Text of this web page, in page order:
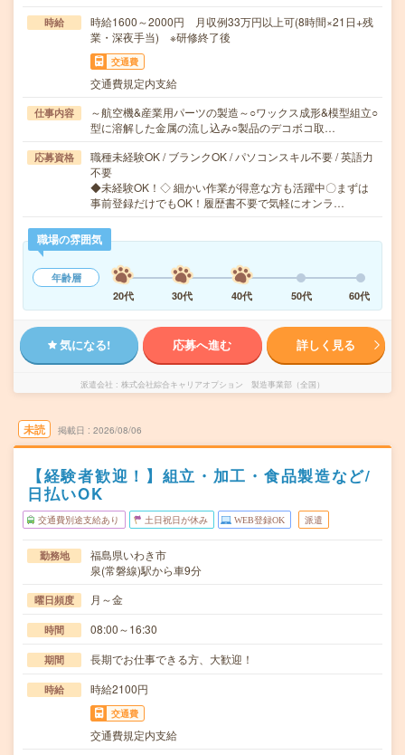
時給
時給1600～2000円 月収例33万円以上可(8時間×21日+残
業・深夜手当) ※研修終了後
交通費
交通費規定内支給
仕事内容
～航空機&産業用パーツの製造～○ワックス成形&模型組立○
型に溶解した金属の流し込み○製品のデコボコ取…
応募資格
職種未経験OK / ブランクOK / パソコンスキル不要 / 英語力
不要
◆未経験OK！◇ 細かい作業が得意な方も活躍中〇まずは
事前登録だけでもOK！履歴書不要で気軽にオンラ…
職場の雰囲気
年齢層
20代
30代 40代 50代 60代
気になる! 応募へ進む 詳しく見る
派遣会社 株式会社綜合キャリアオプション 製造事業部（全国）
未読 掲載日 2026/08/06
【経験者歓迎！】組立・加工・食品製造など/
日払いOK
交通費別途支給あり 土日祝日が休み WEB登録OK 派遣
勤務地
福島県いわき市
泉(常磐線)駅から車9分
曜日頻度 月～金
時間 08:00～16:30
期間 長期でお仕事できる方、大歓迎！
時給 時給2100円
交通費
交通費規定内支給